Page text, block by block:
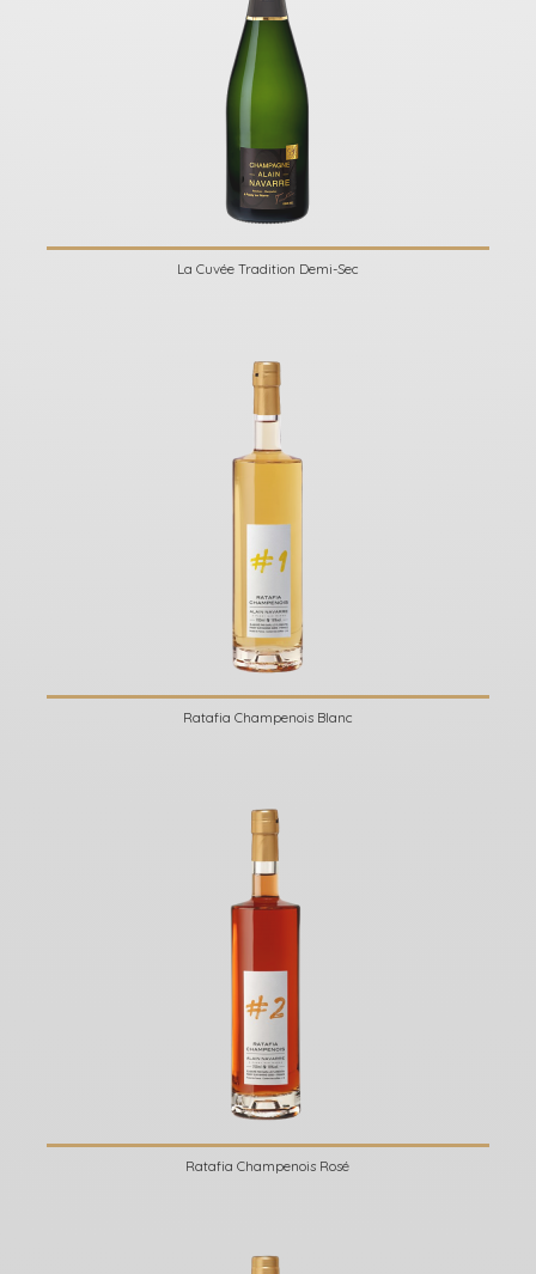
La Cuvée Tradition Demi-Sec
Ratafia Champenois Blanc
Ratafia Champenois Rosé